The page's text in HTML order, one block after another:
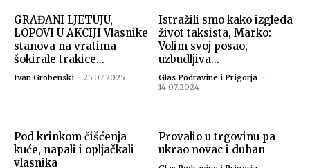
GRAĐANI LJETUJU,
LOPOVI U AKCIJI Vlasnike
stanova na vratima
šokirale trakice...
Ivan Grobenski - 25.07.2025
Istražili smo kako izgleda
život taksista, Marko:
Volim svoj posao,
uzbudljiva...
Glas Podravine i Prigorja -
14.07.2024
Pod krinkom čišćenja
kuće, napali i opljačkali
vlasnika
Provalio u trgovinu pa
ukrao novac i duhan